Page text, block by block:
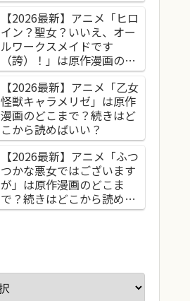
【2026最新】アニメ「ヒロ
イン？聖女？いいえ、オー
ルワークスメイドです
（誇）！」は原作漫画のど
こまで？続きはどこから読
めばいい？
【2026最新】アニメ「乙女
怪獣キャラメリゼ」は原作
漫画のどこまで？続きはど
こから読めばいい？
【2026最新】アニメ「ふつ
つかな悪女ではございます
が」は原作漫画のどこま
で？続きはどこから読めば
いい？